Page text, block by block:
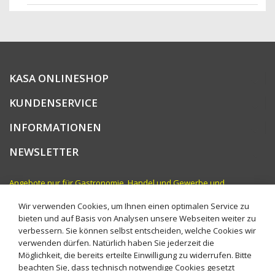
KASA ONLINESHOP
KUNDENSERVICE
INFORMATIONEN
NEWSLETTER
Angebote nur für Gastronomie, Handel und Gewerbe und
Wir verwenden Cookies, um Ihnen einen optimalen Service zu
bieten und auf Basis von Analysen unsere Webseiten weiter zu
verbessern. Sie können selbst entscheiden, welche Cookies wir
verwenden dürfen. Natürlich haben Sie jederzeit die
Möglichkeit, die bereits erteilte Einwilligung zu widerrufen. Bitte
beachten Sie, dass technisch notwendige Cookies gesetzt